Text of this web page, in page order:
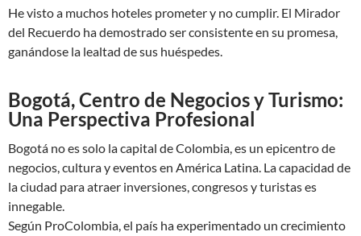
He visto a muchos hoteles prometer y no cumplir. El Mirador
del Recuerdo ha demostrado ser consistente en su promesa,
ganándose la lealtad de sus huéspedes.
Bogotá, Centro de Negocios y Turismo:
Una Perspectiva Profesional
Bogotá no es solo la capital de Colombia, es un epicentro de
negocios, cultura y eventos en América Latina. La capacidad de
la ciudad para atraer inversiones, congresos y turistas es
innegable.
Según ProColombia, el país ha experimentado un crecimiento